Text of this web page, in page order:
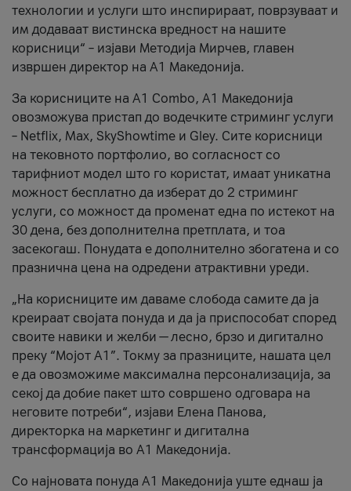
технологии и услуги што инспирираат, поврзуваат и
им додаваат вистинска вредност на нашите
корисници“ – изјави Методија Мирчев, главен
извршен директор на А1 Македонија.
За корисниците на A1 Combo, А1 Македонија
овозможува пристап до водечките стриминг услуги
– Netflix, Max, SkyShowtime и Gley. Сите корисници
на тековното портфолио, во согласност со
тарифниот модел што го користат, имаат уникатна
можност бесплатно да изберат до 2 стриминг
услуги, со можност да променат една по истекот на
30 дена, без дополнителна претплата, и тоа
засекогаш. Понудата е дополнително збогатена и со
празнична цена на одредени атрактивни уреди.
„На корисниците им даваме слобода самите да ја
креираат својата понуда и да ја приспособат според
своите навики и желби — лесно, брзо и дигитално
преку “Мојот А1”. Токму за празниците, нашата цел
е да овозможиме максимална персонализација, за
секој да добие пакет што совршено одговара на
неговите потреби“, изјави Елена Панова,
директорка на маркетинг и дигитална
трансформација во А1 Македонија.
Со најновата понуда А1 Македонија уште еднаш ја